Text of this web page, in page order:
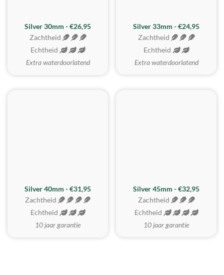
Silver 30mm - €26,95
Zachtheid
Echtheid
Extra waterdoorlatend
Silver 33mm - €24,95
Zachtheid
Echtheid
Extra waterdoorlatend
Silver 40mm - €31,95
Zachtheid
Echtheid
10 jaar garantie
MEEST GEKOZEN
Silver 45mm - €32,95
Zachtheid
Echtheid
10 jaar garantie